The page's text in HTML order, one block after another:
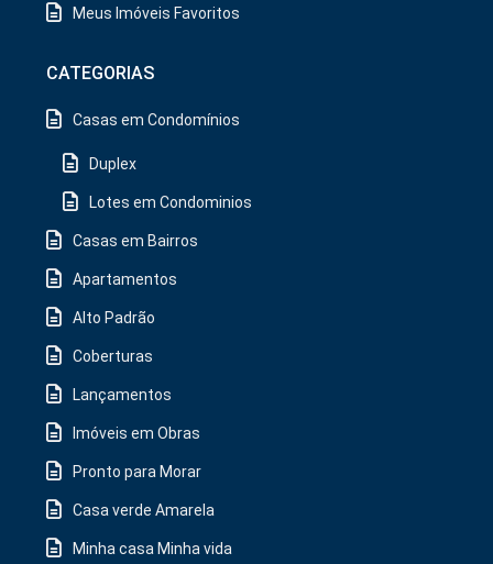
Meus Imóveis Favoritos
CATEGORIAS
Casas em Condomínios
Duplex
Lotes em Condominios
Casas em Bairros
Apartamentos
Alto Padrão
Coberturas
Lançamentos
Imóveis em Obras
Pronto para Morar
Casa verde Amarela
Minha casa Minha vida